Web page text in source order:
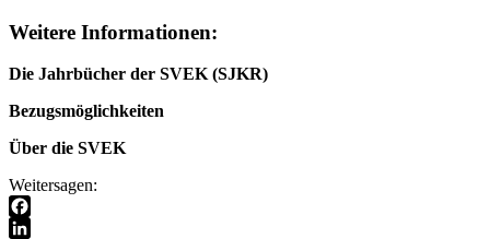
Weitere Informationen:
Die Jahrbücher der SVEK (SJKR)
Bezugsmöglichkeiten
Über die SVEK
Weitersagen:
Facebook